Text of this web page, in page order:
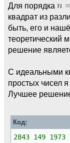
Для порядка
квадрат из
быть, его и
теоретический
решение
С идеальными
простых чисел
Лучшее
Код:
2843 149 1973